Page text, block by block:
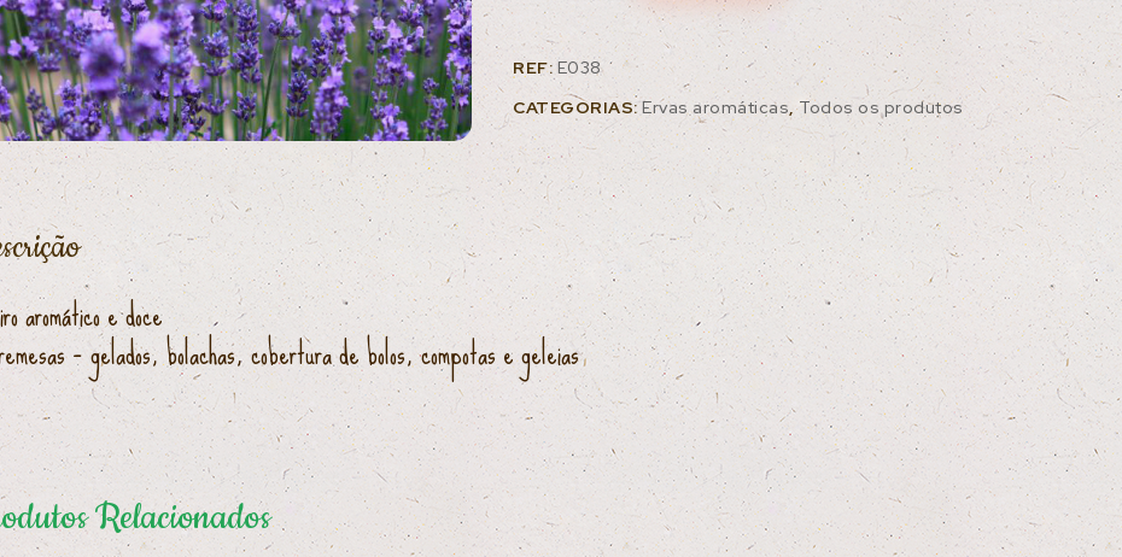
REF: E038
CATEGORIAS:Ervas aromáticas,Todos os produtos
aromático e doce
– gelados, bolachas, cobertura de bolos, compotas e geleias
Relacionados